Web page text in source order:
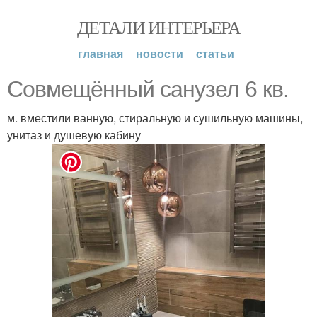
ДЕТАЛИ ИНТЕРЬЕРА
главная новости статьи
Совмещённый санузел 6 кв.
м. вместили ванную, стиральную и сушильную машины,
унитаз и душевую кабину